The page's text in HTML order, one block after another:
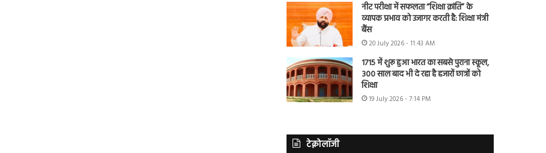
नीट परीक्षा में सफलता “शिक्षा क्रांति” के
व्यापक प्रभाव को उजागर करती है: शिक्षा मंत्री
बैंस
20 July 2026 - 11:43 AM
1715 में शुरू हुआ भारत का सबसे पुराना स्कूल,
300 साल बाद भी दे रहा है हजारों छात्रों को
शिक्षा
19 July 2026 - 7:14 PM
टेक्नोलॉजी